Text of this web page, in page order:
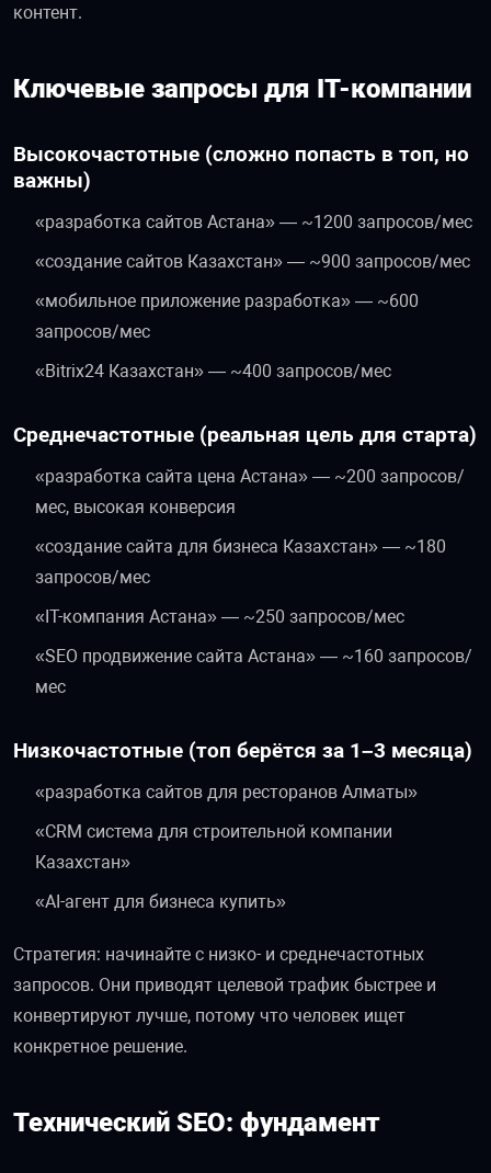
контент.
Ключевые запросы для IT-компании
Высокочастотные (сложно попасть в топ, но
важны)
«разработка сайтов Астана» — ~1200 запросов/мес
«создание сайтов Казахстан» — ~900 запросов/мес
«мобильное приложение разработка» — ~600
запросов/мес
«Bitrix24 Казахстан» — ~400 запросов/мес
Среднечастотные (реальная цель для старта)
«разработка сайта цена Астана» — ~200 запросов/
мес, высокая конверсия
«создание сайта для бизнеса Казахстан» — ~180
запросов/мес
«IT-компания Астана» — ~250 запросов/мес
«SEO продвижение сайта Астана» — ~160 запросов/
мес
Низкочастотные (топ берётся за 1–3 месяца)
«разработка сайтов для ресторанов Алматы»
«CRM система для строительной компании
Казахстан»
«AI-агент для бизнеса купить»
Стратегия: начинайте с низко- и среднечастотных
запросов. Они приводят целевой трафик быстрее и
конвертируют лучше, потому что человек ищет
конкретное решение.
Технический SEO: фундамент